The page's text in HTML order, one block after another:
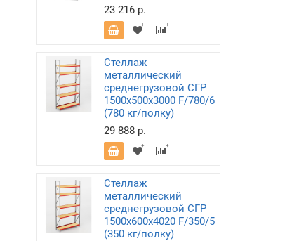
23 216 р.
Стеллаж
металлический
среднегрузовой СГР
1500х500х3000 F/780/6
(780 кг/полку)
29 888 р.
Стеллаж
металлический
среднегрузовой СГР
1500х600х4020 F/350/5
(350 кг/полку)